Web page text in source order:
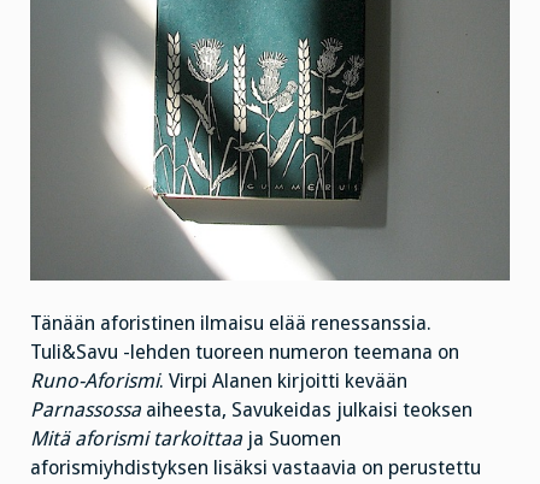
Tänään aforistinen ilmaisu elää renessanssia.
Tuli&Savu -lehden tuoreen numeron teemana on
Runo-Aforismi. Virpi Alanen kirjoitti kevään
Parnassossa aiheesta, Savukeidas julkaisi teoksen
Mitä aforismi tarkoittaa ja Suomen
aforismiyhdistyksen lisäksi vastaavia on perustettu